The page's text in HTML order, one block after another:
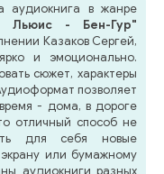
аудиокнига в жанре
Льюис - Бен-Гур"
Казаков Сергей,
и эмоционально.
сюжет, характеры
позволяет
- дома, в дороге
отличный способ не
для себя новые
или бумажному
аудиокниги разных